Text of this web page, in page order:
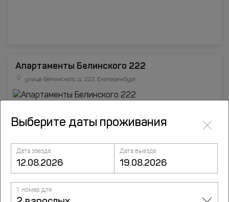
Апартаменты Белинского 222
улица Белинского, д. 222, Екатеринбург
Выберите даты проживания ×
Дата заезда Дата выезда
1 номер для